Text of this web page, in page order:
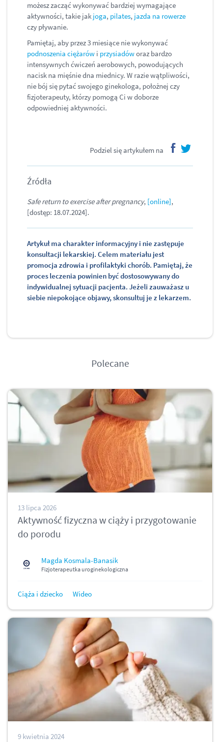
możesz zacząć wykonywać bardziej wymagające
aktywności, takie jak joga, pilates, jazda na rowerze
czy pływanie.
Pamiętaj, aby przez 3 miesiące nie wykonywać
podnoszenia ciężarów i przysiadóworaz bardzo
intensywnych ćwiczeń aerobowych, powodujących
nacisk na mięśnie dna miednicy. W razie wątpliwości,
nie bój się pytać swojego ginekologa, położnej czy
fizjoterapeuty, którzy pomogą Ci w doborze
odpowiedniej aktywności.
Podziel się artykułem na
Źródła
Safe return to exercise after pregnancy, [online],
[dostęp: 18.07.2024].
Artykuł ma charakter informacyjny i nie zastępuje
konsultacji lekarskiej. Celem materiału jest
promocja zdrowia i profilaktyki chorób. Pamiętaj, że
proces leczenia powinien być dostosowywany do
indywidualnej sytuacji pacjenta. Jeżeli zauważasz u
siebie niepokojące objawy, skonsultuj je z lekarzem.
Polecane
13 lipca 2026
Aktywność fizyczna w ciąży i przygotowanie
do porodu
Magda Kosmala-Banasik
Fizjoterapeutka uroginekologiczna
Ciąża i dziecko Wideo
9 kwietnia 2024